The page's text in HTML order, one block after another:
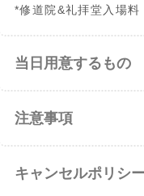
*修道院&礼拝堂入場料
当日用意するもの
注意事項
キャンセルポリシー